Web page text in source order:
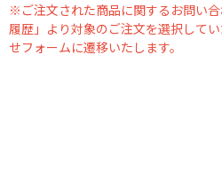
※ご注文された商品に関するお問い
履歴」より対象のご注文を選択して
せフォームに遷移いたします。